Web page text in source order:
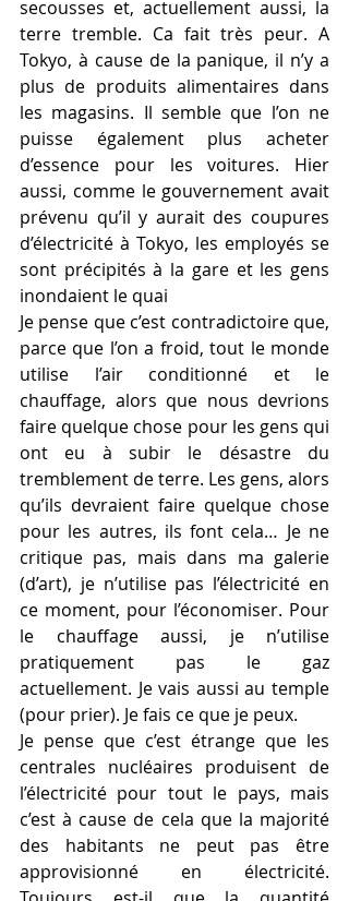
secousses et, actuellement aussi, la
terre tremble. Ca fait très peur. A
Tokyo, à cause de la panique, il n’y a
plus de produits alimentaires dans
les magasins. Il semble que l’on ne
puisse également plus acheter
d’essence pour les voitures. Hier
aussi, comme le gouvernement avait
prévenu qu’il y aurait des coupures
d’électricité à Tokyo, les employés se
sont précipités à la gare et les gens
inondaient le quai
Je pense que c’est contradictoire que,
parce que l’on a froid, tout le monde
utilise l’air conditionné et le
chauffage, alors que nous devrions
faire quelque chose pour les gens qui
ont eu à subir le désastre du
tremblement de terre. Les gens, alors
qu’ils devraient faire quelque chose
pour les autres, ils font cela… Je ne
critique pas, mais dans ma galerie
(d’art), je n’utilise pas l’électricité en
ce moment, pour l’économiser. Pour
le chauffage aussi, je n’utilise
pratiquement pas le gaz
actuellement. Je vais aussi au temple
(pour prier). Je fais ce que je peux.
Je pense que c’est étrange que les
centrales nucléaires produisent de
l’électricité pour tout le pays, mais
c’est à cause de cela que la majorité
des habitants ne peut pas être
approvisionné en électricité.